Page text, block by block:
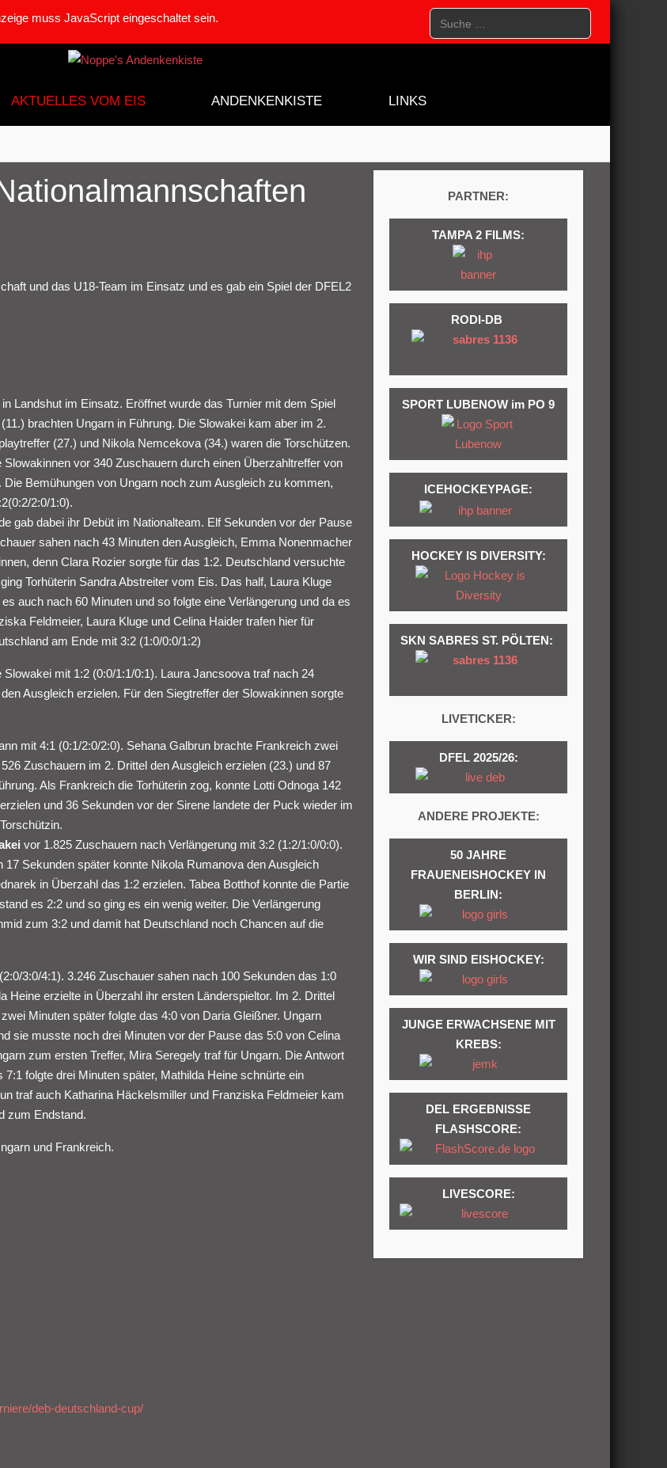
muss JavaScript eingeschaltet sein. Suchen
AKTUELLES VOM EIS ANDENKENKISTE LINKS
und das U18-Team im Einsatz und es gab ein Spiel der DFEL2
Landshut im Einsatz. Eröffnet wurde das Turnier mit dem Spiel
brachten Ungarn in Führung. Die Slowakei kam aber im 2.
(27.) und Nikola Nemcekova (34.) waren die Torschützen.
vor 340 Zuschauern durch einen Überzahltreffer von
Bemühungen von Ungarn noch zum Ausgleich zu kommen,
2:0/1:0).
gab dabei ihr Debüt im Nationalteam. Elf Sekunden vor der Pause
sahen nach 43 Minuten den Ausgleich, Emma Nonenmacher
denn Clara Rozier sorgte für das 1:2. Deutschland versuchte
Torhüterin Sandra Abstreiter vom Eis. Das half, Laura Kluge
auch nach 60 Minuten und so folgte eine Verlängerung und da es
Feldmeier, Laura Kluge und Celina Haider trafen hier für
am Ende mit 3:2 (1:0/0:0/1:2)
mit 1:2 (0:0/1:1/0:1). Laura Jancsoova traf nach 24
Ausgleich erzielen. Für den Siegtreffer der Slowakinnen sorgte
mit 4:1 (0:1/2:0/2:0). Sehana Galbrun brachte Frankreich zwei
Zuschauern im 2. Drittel den Ausgleich erzielen (23.) und 87
Als Frankreich die Torhüterin zog, konnte Lotti Odnoga 142
und 36 Sekunden vor der Sirene landete der Puck wieder im
vor 1.825 Zuschauern nach Verlängerung mit 3:2 (1:2/1:0/0:0).
Sekunden später konnte Nikola Rumanova den Ausgleich
in Überzahl das 1:2 erzielen. Tabea Botthof konnte die Partie
es 2:2 und so ging es ein wenig weiter. Die Verlängerung
zum 3:2 und damit hat Deutschland noch Chancen auf die
3:0/4:1). 3.246 Zuschauer sahen nach 100 Sekunden das 1:0
erzielte in Überzahl ihr ersten Länderspieltor. Im 2. Drittel
Minuten später folgte das 4:0 von Daria Gleißner. Ungarn
sie musste noch drei Minuten vor der Pause das 5:0 von Celina
zum ersten Treffer, Mira Seregely traf für Ungarn. Die Antwort
folgte drei Minuten später, Mathilda Heine schnürte ein
traf auch Katharina Häckelsmiller und Franziska Feldmeier kam
zum Endstand.
und Frankreich.
deb-deutschland-cup/
PARTNER:
TAMPA 2 FILMS:
RODI-DB
SPORT LUBENOW im PO 9
ICEHOCKEYPAGE:
HOCKEY IS DIVERSITY:
SKN SABRES ST. PÖLTEN:
LIVETICKER:
DFEL 2025/26:
ANDERE PROJEKTE:
50 JAHRE
FRAUENEISHOCKEY IN
BERLIN:
WIR SIND EISHOCKEY:
JUNGE ERWACHSENE MIT
KREBS:
DEL ERGEBNISSE
FLASHSCORE:
LIVESCORE: